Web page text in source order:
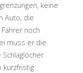
keine
Auto, die
noch
muss er die
kurzfristig